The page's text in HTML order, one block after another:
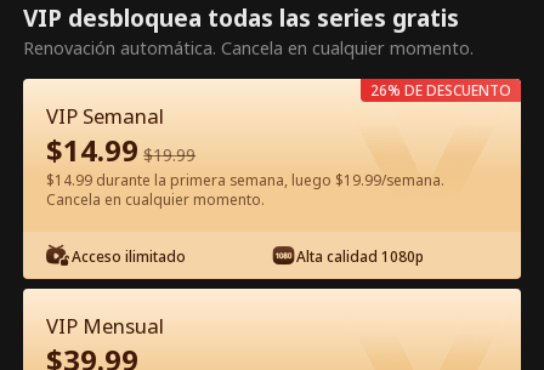
Es un episodio de pago.
Desbloquéalo para verlo.
60
VIP desbloquea todas las series gratis
Renovación automática. Cancela en cualquier momento.
VIP Semanal
$14.99 $19.99
$14.99 durante la primera semana, luego $19.99/semana.
Cancela en cualquier momento.
Acceso ilimitado Alta calidad 1080p
26% DE DESCUENTO
VIP Mensual
$39.99